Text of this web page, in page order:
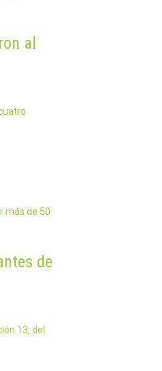
al
más de 50
de
13, del